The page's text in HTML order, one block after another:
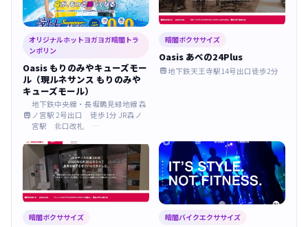
オリジナルホットヨガヨガ暗闇トラ
ンポリン
Oasis もりのみやキューズモー
ル（現ルネサンス もりのみや
キューズモール）

地下鉄中央線・長堀鶴見緑地線 森
ノ宮駅 2号出口 徒歩1分 JR森ノ
宮駅 北口改札 …
暗闇ボクササイズ
Oasis あべの24Plus
地下鉄天王寺駅14号出口徒歩2分
暗闇ボクササイズ 暗闇バイクエクササイズ